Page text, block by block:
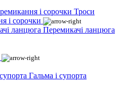
Троси
і сорочки
Перемикачі ланцюга
Гальма і супорта